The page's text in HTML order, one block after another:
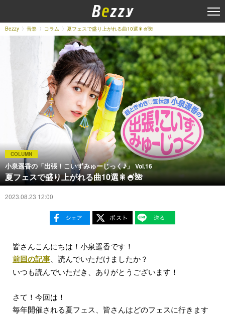
Bezzy 音楽 コラム 夏フェスで盛り上がれる曲10選🎇🍧🌺
COLUMN
小泉遥香の「出張！こいずみゅーじっく♪」Vol.16
夏フェスで盛り上がれる曲10選🎇🍧🌺
2023.08.23 12:00
皆さんこんにちは！小泉遥香です！
前回の記事、読んでいただけましたか？
いつも読んでいただき、ありがとうございます！
さて！今回は！
毎年開催される夏フェス、皆さんはどのフェスに行きます